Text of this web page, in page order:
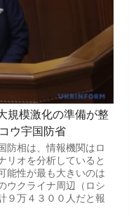
規模激化の準備が整
ウ宇国防省
防相は、情報機関はロ
リオを分析していると
能性が最も大きいのは
ウクライナ周辺（ロシ
９万４３００人だと報